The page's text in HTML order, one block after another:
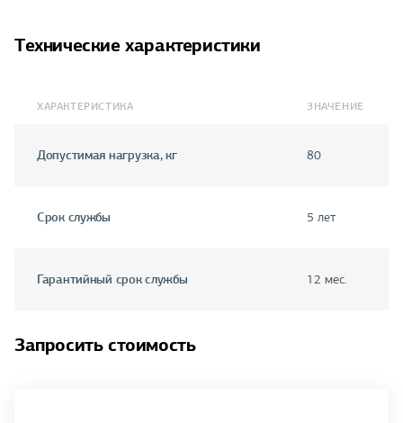
Технические характеристики
ХАРАКТЕРИСТИКА ЗНАЧЕНИЕ
Допустимая нагрузка, кг 80
Срок службы 5 лет
Гарантийный срок службы 12 мес.
Запросить стоимость